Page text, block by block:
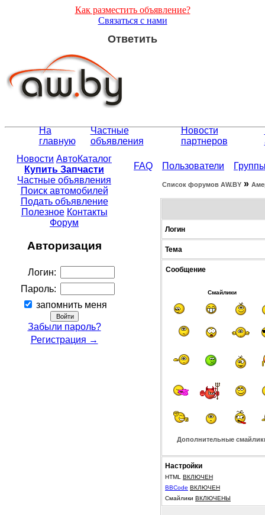
Как разместить объявление?
Связаться с нами
Ответить
На
главную
Частные
объявления
Новости
партнеров
Новости АвтоКаталог
Купить Запчасти
Частные объявления
Поиск автомобилей
Подать объявление
Полезное Контакты
Форум
Авторизация
Логин:
Пароль:
запомнить меня
Забыли пароль?
Регистрация →
FAQ Пользователи
Список форумов АW.BY »
Логин
Тема
Сообщение
Смайлики
Дополнительные
Настройки
HTML ВКЛЮЧЕН
BBCode ВКЛЮЧЕН
Смайлики ВКЛЮЧЕНЫ